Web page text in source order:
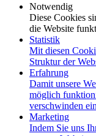
Notwendig
Diese Cookies
die Website
Statistik
Mit diesen
Struktur der
Erfahrung
Damit unsere
möglich
verschwinden
Marketing
Indem Sie uns